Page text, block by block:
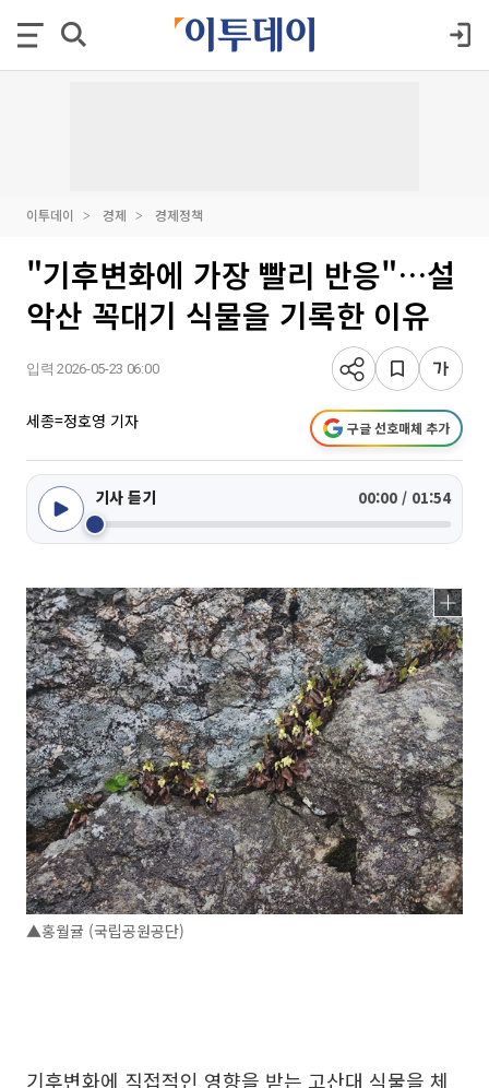
이투데이 경제 경제정책
"기후변화에 가장 빨리 반응"…설
악산 꼭대기 식물을 기록한 이유
입력 2026-05-23 06:00
세종=정호영 기자 구글 선호매체 추가
기사 듣기 00:00 / 01:54
▲홍월귤 (국립공원공단)
기후변화에 직접적인 영향을 받는 고산대 식물을 체